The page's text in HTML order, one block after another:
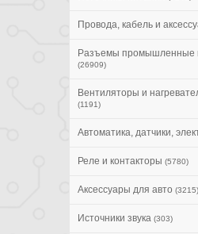
Провода, кабель и
Разъемы промышленные
(26909)
Вентиляторы и
(1191)
Автоматика, датчики,
Реле и контакторы (5780)
Аксессуары для авто (3215)
Источники звука (303)